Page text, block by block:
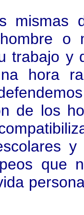
mismas
o
trabajo y
hora
de los
que